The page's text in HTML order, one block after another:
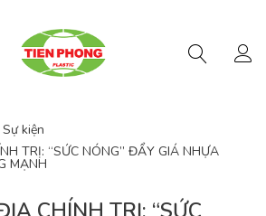
kiện
TRỊ: “SỨC NÓNG” ĐẨY GIÁ NHỰA
MẠNH